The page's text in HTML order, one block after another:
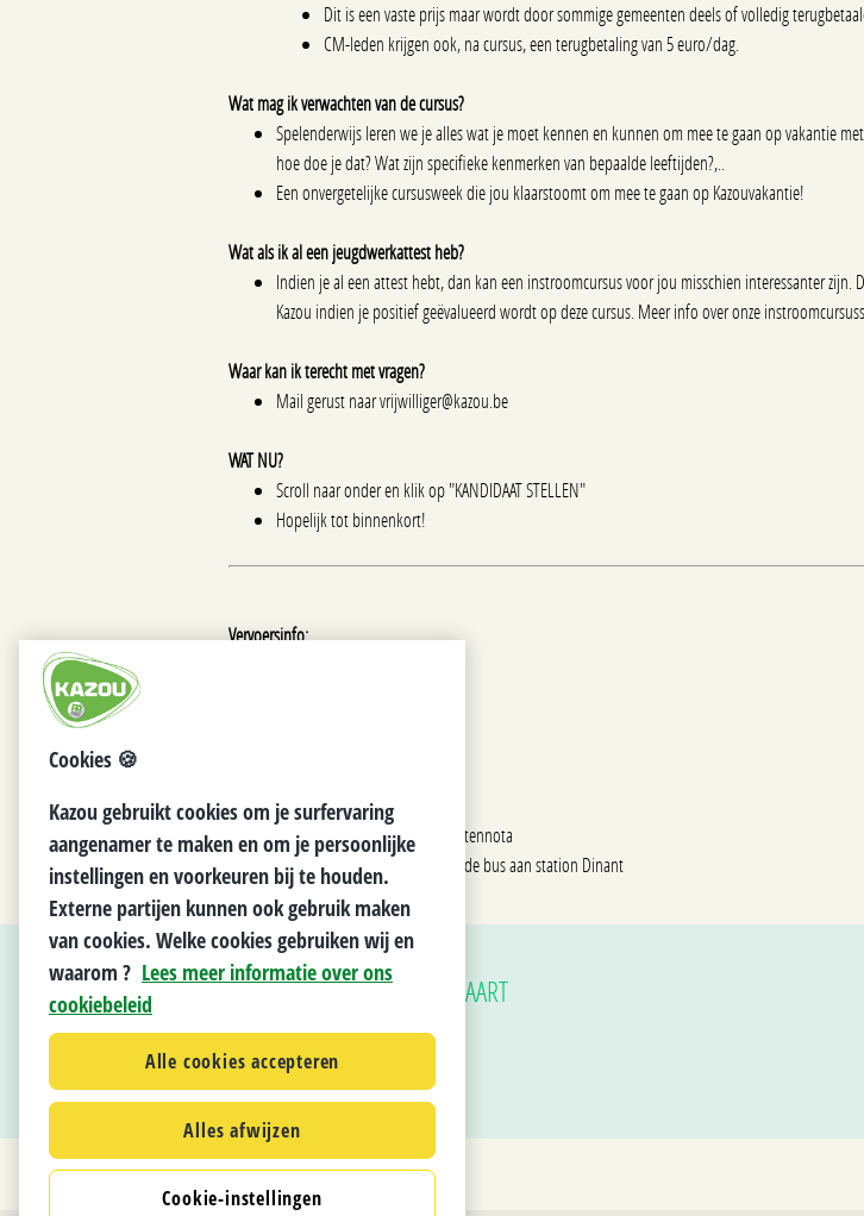
Dit is een vaste prijs maar wordt door sommige gemeenten deels of volledig
CM-leden krijgen ook, na cursus, een terugbetaling van 5 euro/dag.
Wat mag ik verwachten van de cursus?
Spelenderwijs leren we je alles wat je moet kennen en kunnen om mee te gaan op vakantie
hoe doe je dat? Wat zijn specifieke kenmerken van bepaalde leeftijden?,..
Een onvergetelijke cursusweek die jou klaarstoomt om mee te gaan op Kazouvakantie!
Wat als ik al een jeugdwerkattest heb?
Indien je al een attest hebt, dan kan een instroomcursus voor jou misschien interessanter
Kazou indien je positief geëvalueerd wordt op deze cursus. Meer info over onze
Waar kan ik terecht met vragen?
Mail gerust naar vrijwilliger@kazou.be
WAT NU?
Scroll naar onder en klik op "KANDIDAAT STELLEN"
Hopelijk tot binnenkort!
Vervoersinfo:
Trein
terugbetaald via onkostennota
Je wordt opgepikt met de bus aan station Dinant
TOON LOCATIE OP DE KAART
KANDIDAAT STELLEN
Cookies 🍪
Kazou gebruikt cookies om je surfervaring
aangenamer te maken en om je persoonlijke
instellingen en voorkeuren bij te houden.
Externe partijen kunnen ook gebruik maken
van cookies. Welke cookies gebruiken wij en
waarom ? Lees meer informatie over ons
cookiebeleid
Alle cookies accepteren
Alles afwijzen
Cookie-instellingen